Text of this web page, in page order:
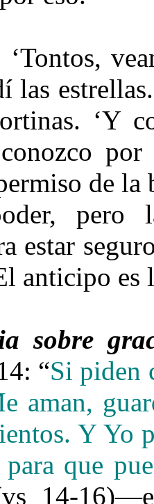
‘Tontos,
las
‘Y
de
pero
estar
anticipo es
sobre
“Si piden
aman,
Y Yo
que
14-